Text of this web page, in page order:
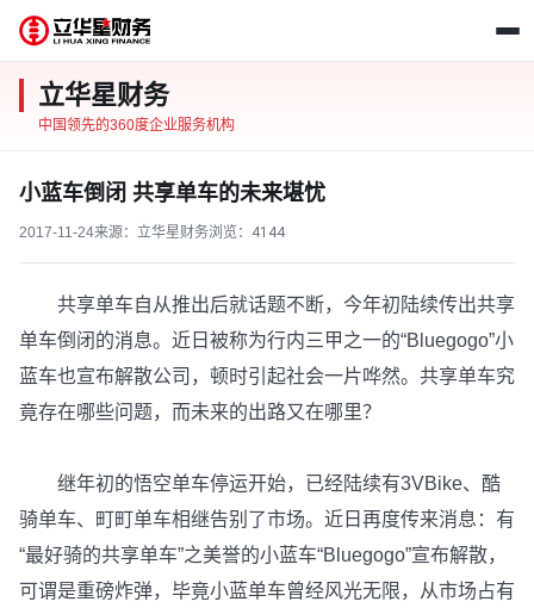
立华星财务
中国领先的360度企业服务机构
小蓝车倒闭 共享单车的未来堪忧
2017-11-24来源：立华星财务浏览： 4144
共享单车自从推出后就话题不断，今年初陆续传出共享
单车倒闭的消息。近日被称为行内三甲之一的“Bluegogo”小
蓝车也宣布解散公司，顿时引起社会一片哗然。共享单车究
竟存在哪些问题，而未来的出路又在哪里？
继年初的悟空单车停运开始，已经陆续有3VBike、酷
骑单车、町町单车相继告别了市场。近日再度传来消息：有
“最好骑的共享单车”之美誉的小蓝车“Bluegogo”宣布解散，
可谓是重磅炸弹，毕竟小蓝单车曾经风光无限，从市场占有